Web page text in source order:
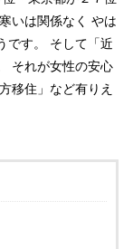
いは関係なく やは
です。 そして「近
それが女性の安心
移住」など有りえ